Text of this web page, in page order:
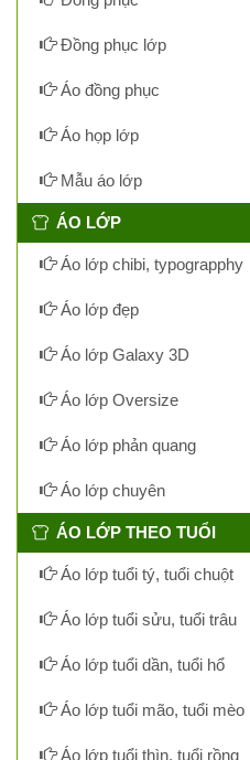
Đồng phục lớp
Áo đồng phục
Áo họp lớp
Mẫu áo lớp
ÁO LỚP
Áo lớp chibi, typograpphy
Áo lớp đẹp
Áo lớp Galaxy 3D
Áo lớp Oversize
Áo lớp phản quang
Áo lớp chuyên
ÁO LỚP THEO TUỔI
Áo lớp tuổi tý, tuổi chuột
Áo lớp tuổi sửu, tuổi trâu
Áo lớp tuổi dần, tuổi hổ
Áo lớp tuổi mão, tuổi mèo
Áo lớp tuổi thìn, tuổi rồng